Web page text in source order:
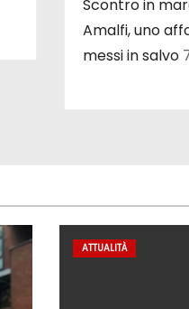
Scontro in
Amalfi, uno
messi in salvo
ATTUALITÀ